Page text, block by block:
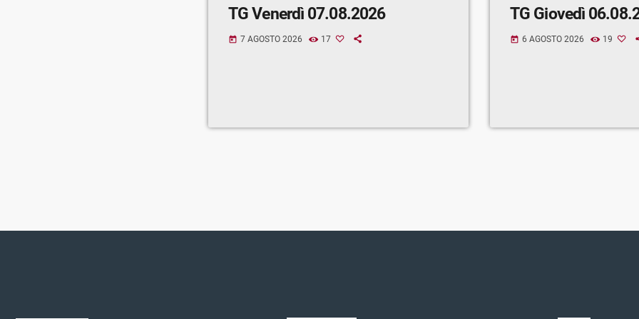
TG Venerdì 07.08.2026
today 7 AGOSTO 2026 17
TG Giovedì
today 6 AGOSTO 2026 19